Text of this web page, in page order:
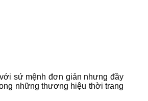
sứ mệnh đơn giản nhưng đầy
những thương hiệu thời trang